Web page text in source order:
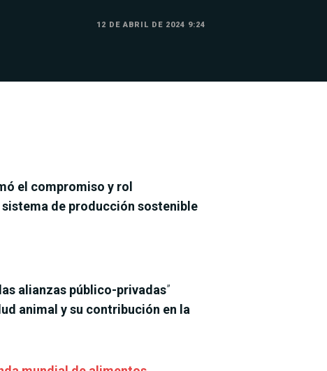
12 DE ABRIL DE 2024 9:24
el compromiso y rol
de producción sostenible
alianzas público-privadas”
animal y su contribución en la